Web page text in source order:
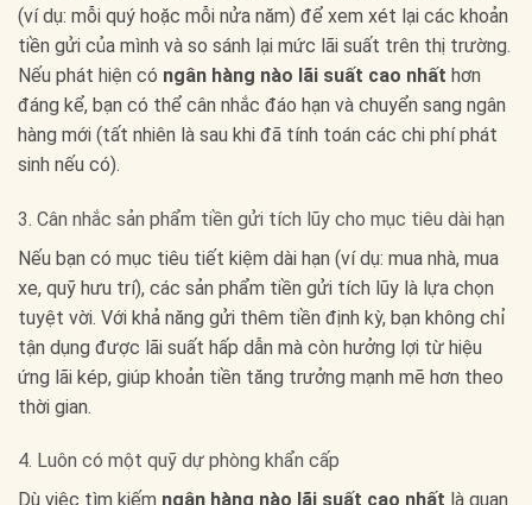
(ví dụ: mỗi quý hoặc mỗi nửa năm) để xem xét lại các khoản
tiền gửi của mình và so sánh lại mức lãi suất trên thị trường.
Nếu phát hiện có ngân hàng nào lãi suất cao nhất hơn
đáng kể, bạn có thể cân nhắc đáo hạn và chuyển sang ngân
hàng mới (tất nhiên là sau khi đã tính toán các chi phí phát
sinh nếu có).
3. Cân nhắc sản phẩm tiền gửi tích lũy cho mục tiêu dài hạn
Nếu bạn có mục tiêu tiết kiệm dài hạn (ví dụ: mua nhà, mua
xe, quỹ hưu trí), các sản phẩm tiền gửi tích lũy là lựa chọn
tuyệt vời. Với khả năng gửi thêm tiền định kỳ, bạn không chỉ
tận dụng được lãi suất hấp dẫn mà còn hưởng lợi từ hiệu
ứng lãi kép, giúp khoản tiền tăng trưởng mạnh mẽ hơn theo
thời gian.
4. Luôn có một quỹ dự phòng khẩn cấp
Dù việc tìm kiếm ngân hàng nào lãi suất cao nhất là quan